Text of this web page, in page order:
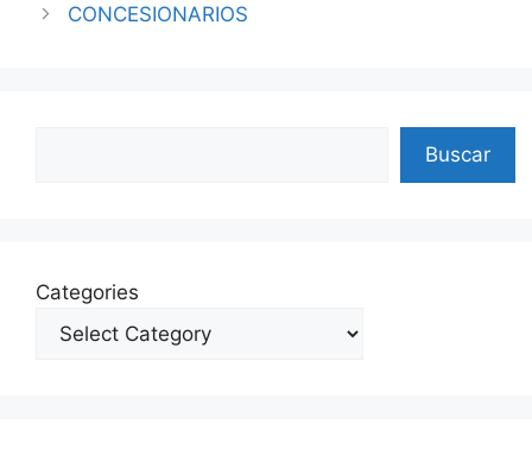
CONCESIONARIOS
Buscar
Categories